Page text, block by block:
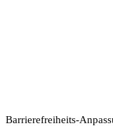
Barrierefreiheits-